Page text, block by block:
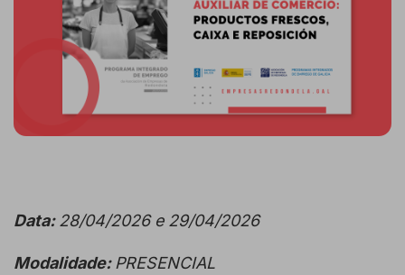
Data: 28/04/2026 e 29/04/2026
Modalidade: PRESENCIAL